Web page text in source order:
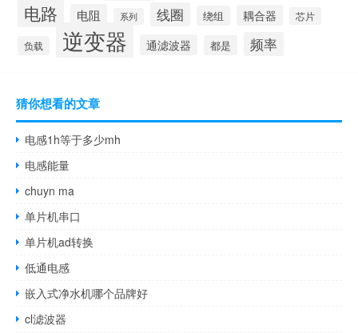
电路 电阻 系列 线圈 绕组 耦合器 芯片
负载 逆变器 通滤波器 都是 频率
猜你想看的文章
电感1h等于多少mh
电感能量
chuyn ma
单片机串口
单片机ad转换
低通电感
嵌入式净水机哪个品牌好
cl滤波器